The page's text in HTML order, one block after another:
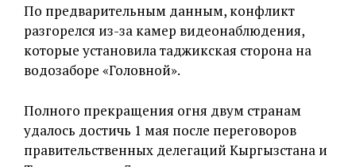
По предварительным данным, конфликт
разгорелся из-за камер видеонаблюдения,
которые установила таджикская сторона на
водозаборе «Головной».
Полного прекращения огня двум странам
удалось достичь 1 мая после переговоров
правительственных делегаций Кыргызстана и